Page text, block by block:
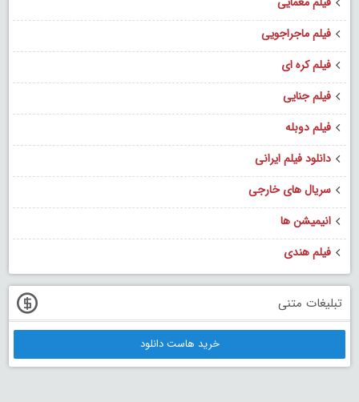
فیلم ماجراجویی
فیلم کره ای
فیلم جنایی
فیلم دوبله
دانلود فیلم ایرانی
سریال های خارجی
انیمیشن ها
فیلم هندی
تبلیغات متنی
خرید هاست دانلود